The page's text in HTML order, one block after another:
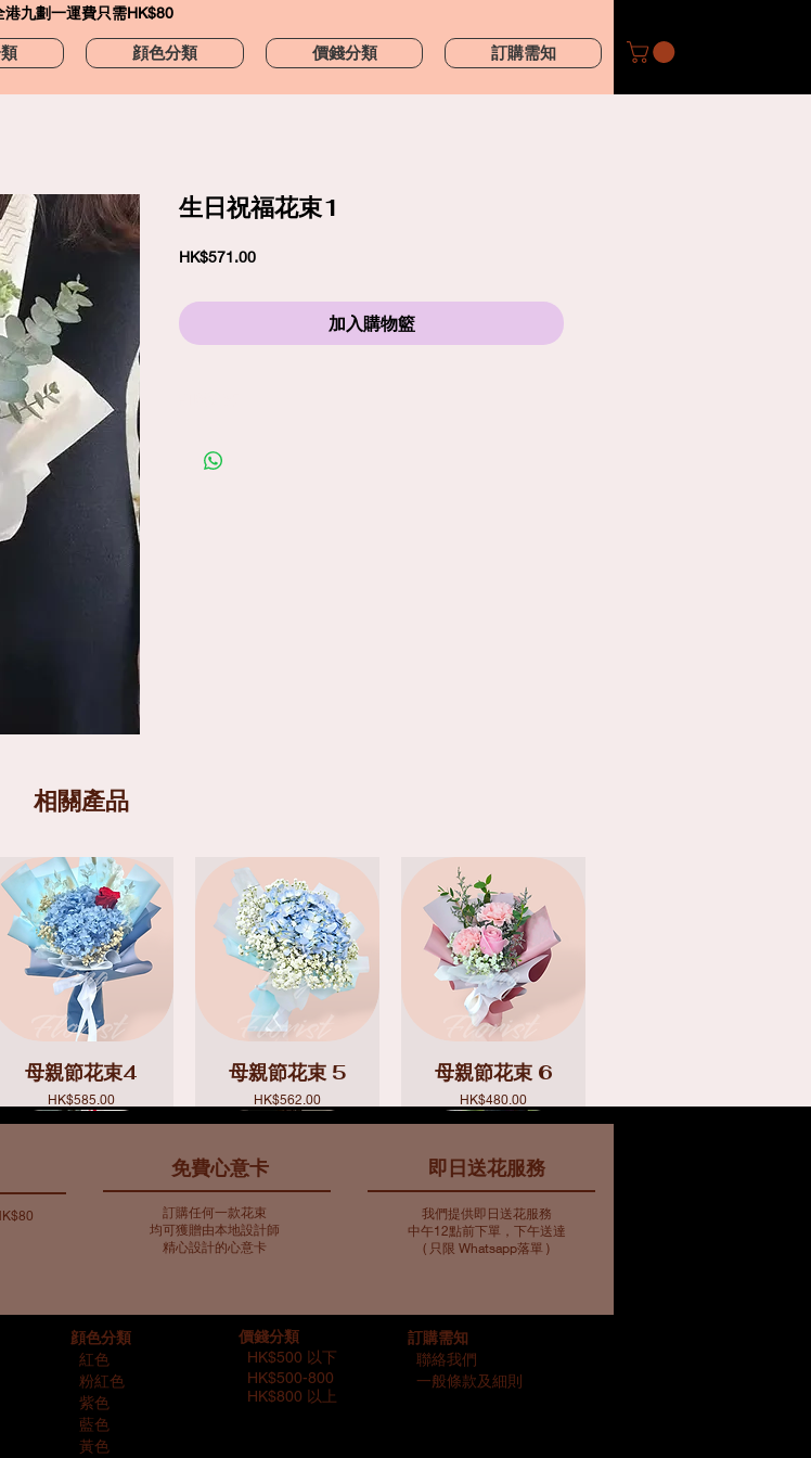
港九劃一運費只需HK$80
顔色分類 價錢分類 訂購需知
生日祝福花束1
HK$571.00價
加入購物籃
包括免費精品心意卡
照片僅供參考；在你購買鮮花產品前，請細閱送貨服務及替換
相關產品
母親節花束4
價格
HK$585.00
母親節花束 5
價格
HK$562.00
母親節花束 6
價格
HK$480.00
母親節花瓶 9
HK$732.00
母親節花束 10
價格
HK$548.00
藍色主調花束11
價格
HK$907.00
藍色主調花束8
HK$2,253.00
藍色主調花束7
價格
HK$734.00
藍色主調花束6
價格
HK$773.00
免費心意卡
訂購任何一款花束
均可獲贈由本地設計師
精心設計的心意卡
即日送花服務
我們提供即日送花服務
中午12點前下單，下午送達
( 只限 Whatsapp落單 )
顔色分類
紅色
粉紅色
紫色
藍色
黃色
價錢分類
HK$500 以下
HK$500-800
HK$800 以上
訂購需知
聯絡我們
一般條款及細則